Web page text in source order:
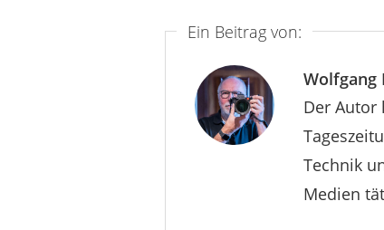
Ein Beitrag von:
Wolfgang
Der Autor
Technik
Medien